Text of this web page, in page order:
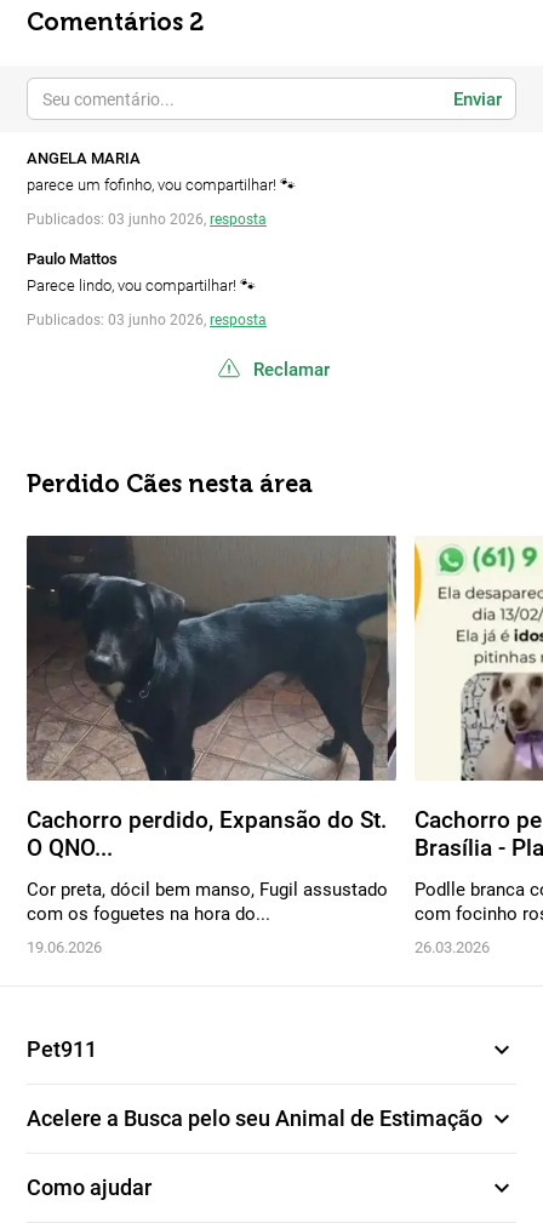
Comentários 2
Enviar
ANGELA MARIA
parece um fofinho, vou compartilhar! 🐾
Publicados: 03 junho 2026, resposta
Paulo Mattos
Parece lindo, vou compartilhar! 🐾
Publicados: 03 junho 2026, resposta
Reclamar
Perdido Cães nesta área
Cachorro perdido, Expansão do St.
O QNO...
Cor preta, dócil bem manso, Fugil assustado
com os foguetes na hora do...
19.06.2026
Cachorro
Brasília -
Podlle branca
com focinho
26.03.2026
Pet911 expand_more
Acelere a Busca pelo seu Animal de Estimação expand_more
Como ajudar expand_more